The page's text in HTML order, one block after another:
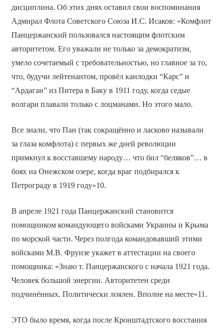
дисциплина. Об этих днях оставил свои воспоминания
Адмирал Флота Советского Союза И.С. Исаков: «Комфлот
Панцержанский пользовался настоящим флотским
авторитетом. Его уважали не только за демократизм,
умело сочетаемый с требовательностью, но главное за то,
что, будучи лейтенантом, провёл канлодки “Карс” и
“Ардаган” из Питера в Баку в 1911 году, когда седые
волгари плавали только с лоцманами. Но этого мало.
Все знали, что Пан (так сокращённо и ласково называли
за глаза комфлота) с первых же дней революции
примкнул к восставшему народу… что бил “беляков”… в
боях на Онежском озере, когда враг подбирался к
Петрограду в 1919 году»10.
В апреле 1921 года Панцержанский становится
помощником командующего войсками Украины и Крыма
по морской части. Через полгода командовавший этими
войсками М.В. Фрунзе укажет в аттестации на своего
помощника: «Знаю т. Панцержанского с начала 1921 года.
Человек большой энергии. Авторитетен среди
подчинённых. Политически лоялен. Вполне на месте»11.
ЭТО было время, когда после Кронштадтского восстания